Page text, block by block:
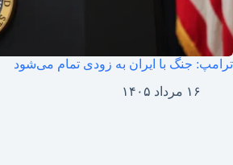
ترامپ: جنگ با ایران به زودی تمام می‌شود
۱۶ مرداد ۱۴۰۵